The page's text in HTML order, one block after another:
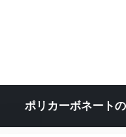
ポリカーボネート